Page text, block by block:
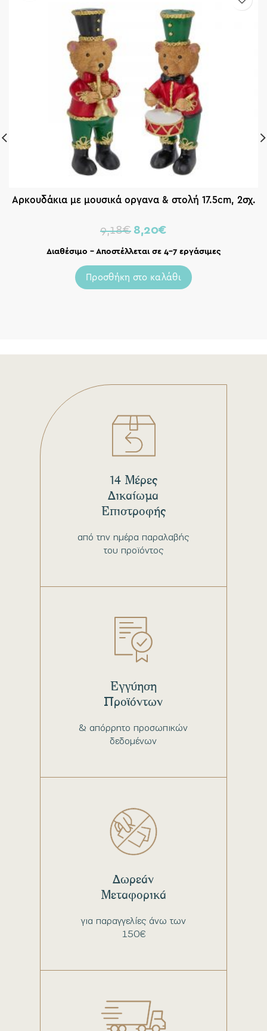
Αρκουδάκια με μουσικά οργανα & στολή 17.5cm, 2σχ.
9,18€ 8,20€
Διαθέσιμο – Αποστέλλεται σε 4-7 εργάσιμες
Προσθήκη στο καλάθι
από την ημέρα παραλαβής
του προϊόντος
14 Μέρες
Δικαίωμα
Επιστροφής
& απόρρητο προσωπικών
δεδομένων
Εγγύηση
Προϊόντων
για παραγγελίες άνω των
150€
Δωρεάν
Μεταφορικά